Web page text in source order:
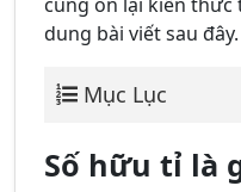
dung bài viết sau đây.
Mục Lục
Số hữu tỉ là